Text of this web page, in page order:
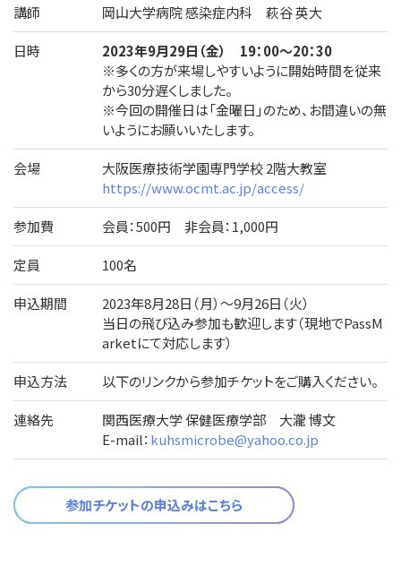
講師 岡山大学病院 感染症内科 萩谷 英大
日時
2023年9月29日（金） 19：00～20：30
※多くの方が来場しやすいように開始時間を従来
から30分遅くしました。
※今回の開催日は「金曜日」のため、お間違いの無
いようにお願いいたします。
会場
大阪医療技術学園専門学校 2階大教室
https://www.ocmt.ac.jp/access/
参加費 会員：500円 非会員：1,000円
定員 100名
申込期間
2023年8月28日（月）～9月26日（火）
当日の飛び込み参加も歓迎します（現地でPassM
arketにて対応します）
申込方法 以下のリンクから参加チケットをご購入ください。
連絡先
関西医療大学 保健医療学部 大瀧 博文
E-mail： kuhsmicrobe@yahoo.co.jp
参加チケットの申込みはこちら